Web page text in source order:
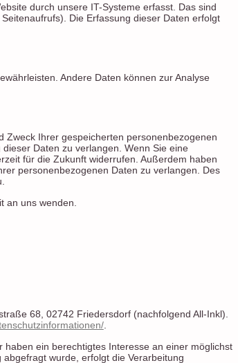
durch unsere IT-Systeme erfasst. Das sind
Die Erfassung dieser Daten erfolgt
Andere Daten können zur Analyse
Zweck Ihrer gespeicherten personenbezogenen
Daten zu verlangen. Wenn Sie eine
für die Zukunft widerrufen. Außerdem haben
personenbezogenen Daten zu verlangen. Des
an uns wenden.
68, 02742 Friedersdorf (nachfolgend All-Inkl).
.
haben ein berechtigtes Interesse an einer möglichst
wurde, erfolgt die Verarbeitung